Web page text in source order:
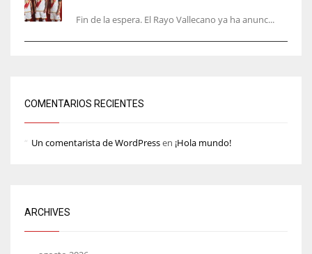
Fin de la espera. El Rayo Vallecano ya ha anunc...
COMENTARIOS RECIENTES
Un comentarista de WordPressen ¡Hola mundo!
ARCHIVES